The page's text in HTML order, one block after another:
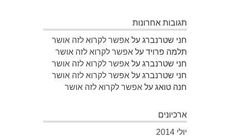
תגובות אחרונות
חני שטרנברג על אפשר לקרוא לזה אושר
תלמה פרויד על אפשר לקרוא לזה אושר
חני שטרנברג על אפשר לקרוא לזה אושר
חני שטרנברג על אפשר לקרוא לזה אושר
חנה טואג על אפשר לקרוא לזה אושר
ארכיונים
יולי 2014